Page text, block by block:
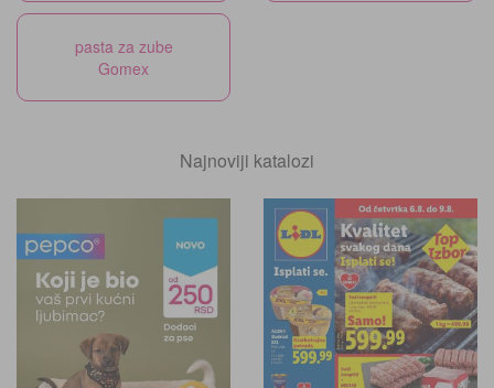
pasta za zube
Gomex
Najnoviji katalozi